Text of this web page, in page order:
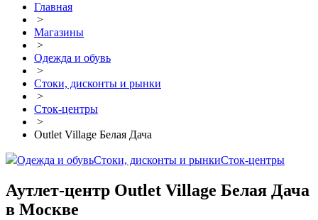
Главная
>
Магазины
>
Одежда и обувь
>
Стоки, дисконты и рынки
>
Сток-центры
>
Outlet Village Белая Дача
Одежда и обувьСтоки, дисконты и рынкиСток-центры
Аутлет-центр Outlet Village Белая Дача
в Москве